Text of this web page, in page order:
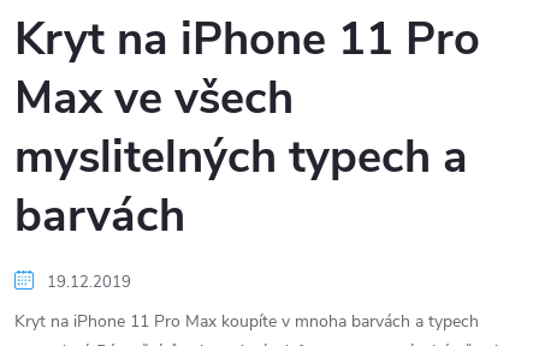
Kryt na iPhone 11 Pro
Max ve všech
myslitelných typech a
barvách
19.12.2019
Kryt na iPhone 11 Pro Max koupíte v mnoha barvách a typech